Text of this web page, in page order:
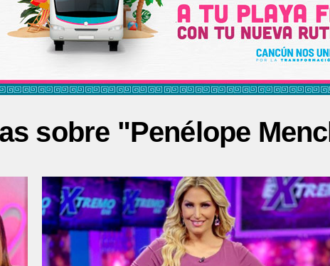
sobre "Penélope